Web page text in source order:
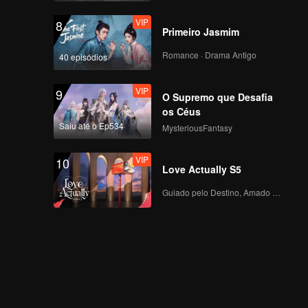
8
40 episódios
VIP
Primeiro Jasmim
Romance · Drama Antigo
9
Saiu até o Ep534
VIP
O Supremo que Desafia
os Céus
MysteriousFantasy
10 VIP
Love Actually S5